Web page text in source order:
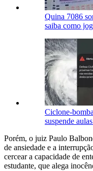
Quina 7086
saiba como
Ciclone-
suspende
Porém, o juiz Paulo
de ansiedade e a
cercear a capacidade de
estudante, que alega